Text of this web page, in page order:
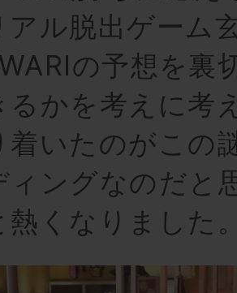
アル脱出ゲーム
の予想を裏
るかを考えに考
着いたのがこの
ィングなのだと
熱くなりました